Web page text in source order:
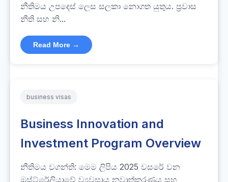
නීතිමය උපදෙස් ලෙස සලකා නොගත යුතුය. ප්‍රවාස
නීති සහ නි...
Read More →
business visas
Business Innovation and
Investment Program Overview
නීතිමය වගන්ති: මෙම ලිපිය 2025 වසරේ වන
ඔස්ට්රේලියාවේ ව්‍යවසාය නවාත්කරණය සහ